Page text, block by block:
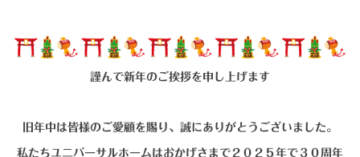
テクノロジー
イベント
モデルハウス見学予約謹んで新年のご挨拶を申し上げます
旧年中は皆様のご愛顧を賜り、誠にありがとうございました。
私たちユニバーサルホームはおかげさまで２０２５年で３０周年